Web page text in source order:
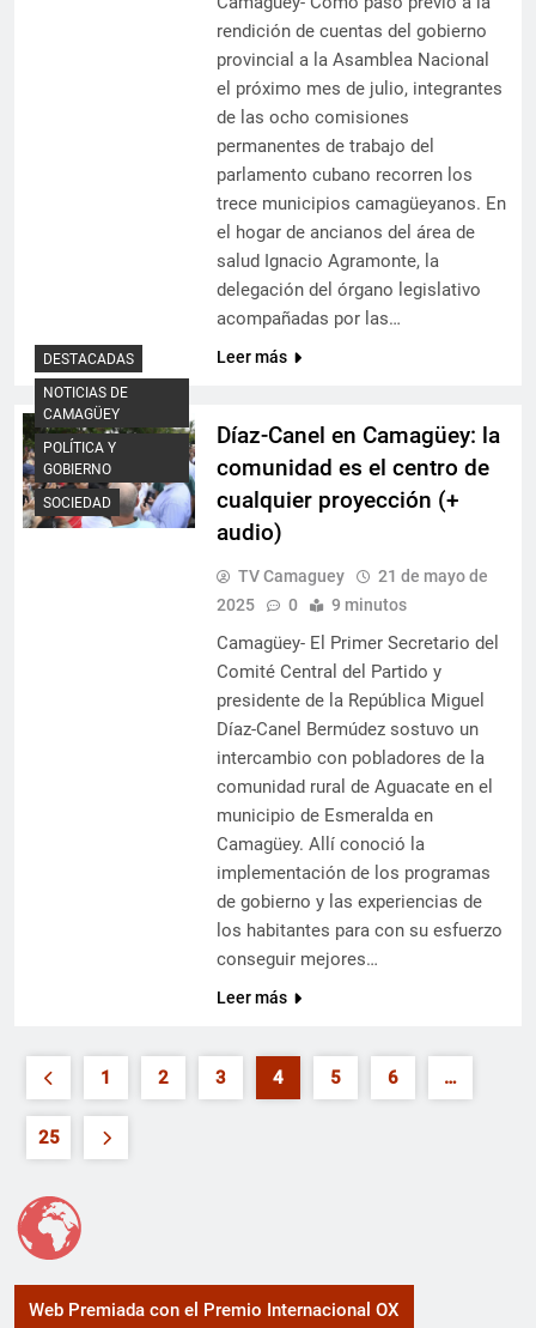
rendición de cuentas del gobierno
provincial a la Asamblea Nacional
el próximo mes de julio, integrantes
de las ocho comisiones
permanentes de trabajo del
parlamento cubano recorren los
trece municipios camagüeyanos. En
el hogar de ancianos del área de
salud Ignacio Agramonte, la
delegación del órgano legislativo
acompañadas por las…
Leer más
DESTACADAS
NOTICIAS DE
CAMAGÜEY
POLÍTICA Y
GOBIERNO
SOCIEDAD
Díaz-Canel en Camagüey: la
comunidad es el centro de
cualquier proyección (+
audio)
TV Camaguey
21 de mayo de
2025
0 9 minutos
Camagüey- El Primer Secretario del
Comité Central del Partido y
presidente de la República Miguel
Díaz-Canel Bermúdez sostuvo un
intercambio con pobladores de la
comunidad rural de Aguacate en el
municipio de Esmeralda en
Camagüey. Allí conoció la
implementación de los programas
de gobierno y las experiencias de
los habitantes para con su esfuerzo
conseguir mejores…
Leer más
1 2 3 4 5 6 …
25
Web Premiada con el Premio Internacional OX